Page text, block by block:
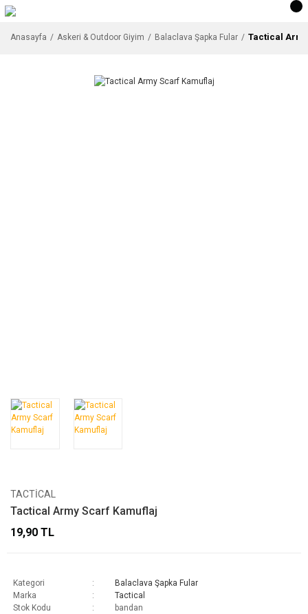
Anasayfa Askeri & Outdoor Giyim Balaclava Şapka Fular Tactical
TACTICAL
Tactical Army Scarf Kamuflaj
19,90 TL
Kategori
Balaclava Şapka Fular
Marka
Tactical
Stok Kodu
bandan